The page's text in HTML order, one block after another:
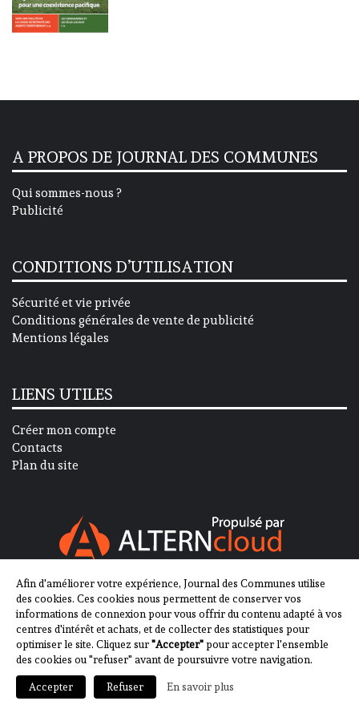
A PROPOS DE JOURNAL DES COMMUNES
Qui sommes-nous ?
Publicité
CONDITIONS D’UTILISATION
Sécurité et vie privée
Conditions générales de vente de publicité
Mentions légales
LIENS UTILES
Créer mon compte
Contacts
Plan du site
SUIVEZ-NOUS SUR
2013-2023 - Journal des Communes ©
Afin d'améliorer votre expérience, Journal des Communes utilise
des cookies. Ces cookies nous permettent de conserver vos
informations de connexion pour vous offrir du contenu adapté à vos
centres d'intérêt et achats, et de collecter des statistiques pour
optimiser le site. Cliquez sur"Accepter"pour accepter l'ensemble
des cookies ou "refuser" avant de poursuivre votre navigation.
Accepter Refuser En savoir plus